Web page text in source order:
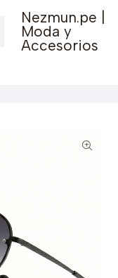
Nezmun.pe |
Moda y
Accesorios
a S/ 150